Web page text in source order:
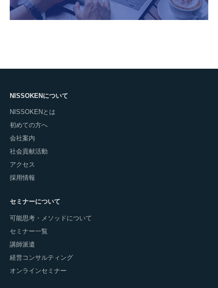
NISSOKENについて
NISSOKENとは
初めての方へ
会社案内
社会貢献活動
アクセス
採用情報
セミナーについて
可能思考・メソッドについて
セミナー一覧
講師派遣
経営コンサルティング
オンラインセミナー